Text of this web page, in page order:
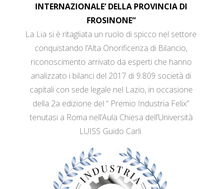
INTERNAZIONALE’ DELLA PROVINCIA DI
FROSINONE”
La Lia si è ritagliata un ruolo di spicco nel settore
conquistando l’Alta Onorificenza di Bilancio,
riconoscimento arrivato da esperti che hanno
analizzato i bilanci del 2017 di 9.809 società di
capitali con sede legale nel Lazio, in occasione
della 2a edizione del “ Premio Industria Felix”
tenutasi a Roma nell’Aula Chiesa dell’Università
LUISS Guido Carli.